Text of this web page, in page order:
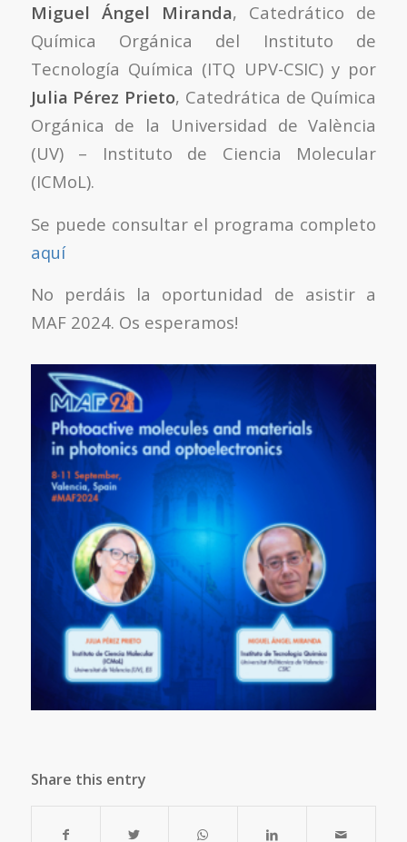
Miguel Ángel Miranda, Catedrático de
Química Orgánica del Instituto de
Tecnología Química (ITQ UPV-CSIC) y por
Julia Pérez Prieto, Catedrática de Química
Orgánica de la Universidad de València
(UV) – Instituto de Ciencia Molecular
(ICMoL).
Se puede consultar el programa completo
aquí
No perdáis la oportunidad de asistir a
MAF 2024. Os esperamos!
Share this entry